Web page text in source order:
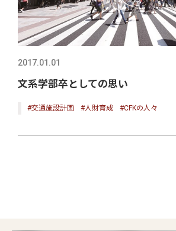
2017.01.01
文系学部卒としての思い
#交通施設計画 #人財育成 #CFKの人々